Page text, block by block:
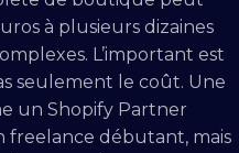
à plusieurs dizaines
L’important est
seulement le coût. Une
un Shopify Partner
freelance débutant, mais